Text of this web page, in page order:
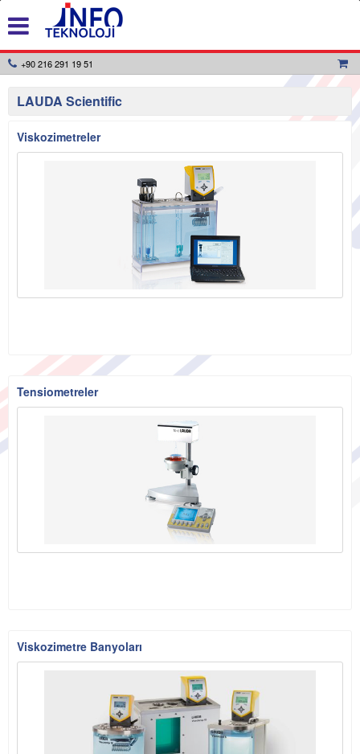
+90 216 291 19 51
LAUDA Scientific
Viskozimetreler
Tensiometreler
Viskozimetre Banyoları